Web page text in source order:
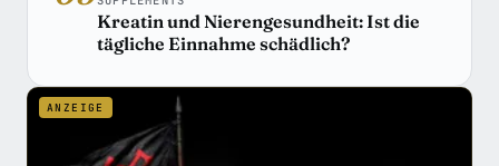
Kreatin und Nierengesundheit: Ist die
tägliche Einnahme schädlich?
ANZEIGE